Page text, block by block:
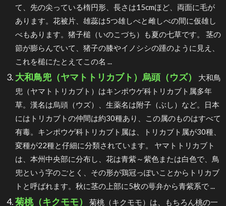
て、先の尖っている楕円形、長さは15cmほど、両面に毛が
あります。花被片、雄蕊は5つ雄しべと雌しべの間に仮雄し
べもあります。猪子槌（いのこづち）も夏の七草です。 茎の
節が膨らんでいて、猪子の膝やイノシシの踵のように見え、
これを槌にたとえてこの名 ...
大和鳥兜（ヤマトトリカブト）烏頭（ウズ）
大和鳥
兜（ヤマトトリカブト）はキンポウゲ科トリカブト属多年
草。漢名は烏頭（ウズ）、生薬名は附子（ぶし）など。日本
にはトリカブトの仲間は約30種あり、この属のものはすべて
有毒。キンポウゲ科トリカブト属は、トリカブト属が30種、
変種が22種と仔細に分類されています。 ヤマトトリカブト
は、本州中央部に分布し、花は青紫～紫色または白色で、鳥
兜という字のごとく、その形が鶏冠っぽいことからトリカブ
トと呼ばれます。秋に茎の上部に5枚の萼弁から青紫系で ...
菊桃（キクモモ） 菊桃（キクモモ）は、もちろん桃の一